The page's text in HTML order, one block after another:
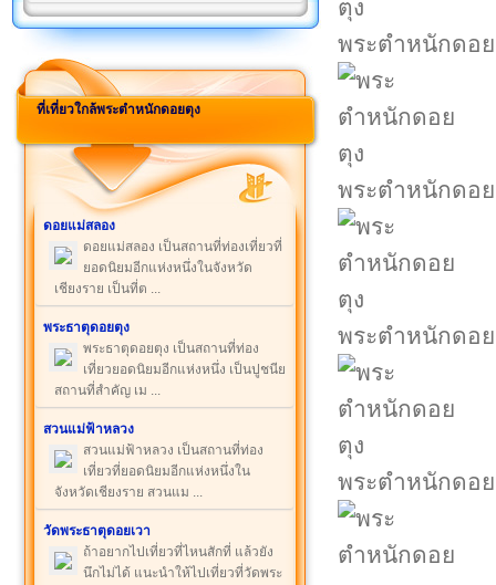
ที่เที่ยวใกล้พระตำหนักดอยตุง
ดอยแม่สลอง
ดอยแม่สลอง เป็นสถานที่ท่องเที่ยวที่
ยอดนิยมอีกแห่งหนึ่งในจังหวัด
เชียงราย เป็นที่ต ...
พระธาตุดอยตุง
พระธาตุดอยตุง เป็นสถานที่ท่อง
เที่ยวยอดนิยมอีกแห่งหนึ่ง เป็นปูชนีย
สถานที่สำคัญ เม ...
สวนแม่ฟ้าหลวง
สวนแม่ฟ้าหลวง เป็นสถานที่ท่อง
เที่ยวที่ยอดนิยมอีกแห่งหนึ่งใน
จังหวัดเชียงราย สวนแม ...
วัดพระธาตุดอยเวา
ถ้าอยากไปเที่ยวที่ไหนสักที่ แล้วยัง
นึกไม่ได้ แนะนำให้ไปเที่ยวที่วัดพระ
พระตำหนักดอ
พระตำหนักดอ
พระตำหนักดอ
พระตำหนักดอ